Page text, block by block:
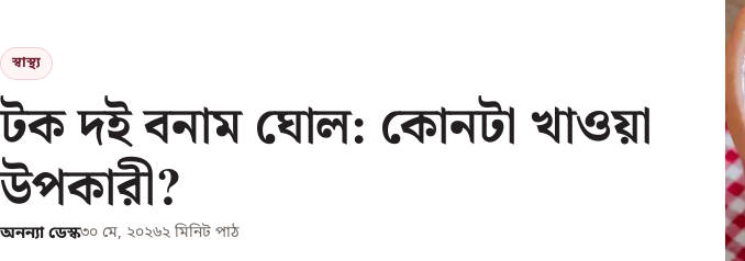
স্বাস্থ্য
টক দই বনাম ঘোল: কোনটা খাওয়া
উপকারী?
অনন্যা ডেস্ক৩০ মে, ২০২৬২ মিনিট পাঠ